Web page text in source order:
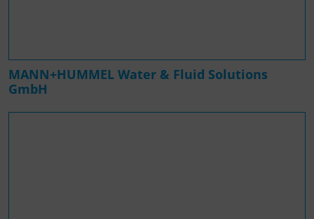
MANN+HUMMEL Water & Fluid Solutions
GmbH